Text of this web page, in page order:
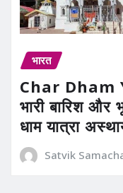
भारत
Char Dham
भारी बारिश
धाम यात्रा
Satvik